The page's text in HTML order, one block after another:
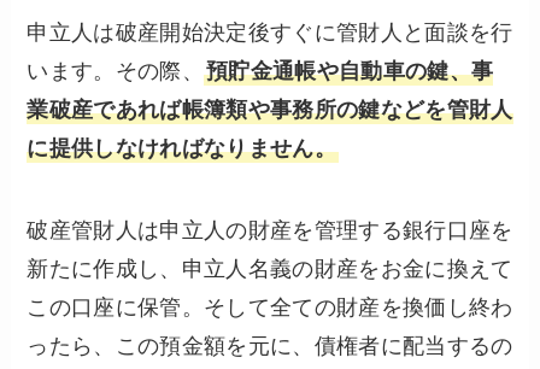
申立人は破産開始決定後すぐに管財人と面談を行
います。その際、 預貯金通帳や自動車の鍵、事
業破産であれば帳簿類や事務所の鍵などを管財人
に提供しなければなりません。
破産管財人は申立人の財産を管理する銀行口座を
新たに作成し、申立人名義の財産をお金に換えて
この口座に保管。そして全ての財産を換価し終わ
ったら、この預金額を元に、債権者に配当するの